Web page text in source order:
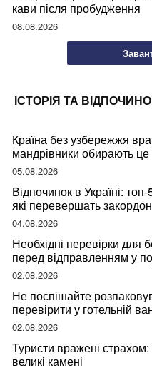
кави після пробудження
08.08.2026
ІСТОРІЯ ТА
Країна без узбережжя
мандрівники обирають це
05.08.2026
Відпочинок в Україні:
які перевершать
04.08.2026
Необхідні перевірки для
перед відправленням у
02.08.2026
Не поспішайте
перевірити у готельній
мандрівниці
02.08.2026
Туристи вражені
великі камені